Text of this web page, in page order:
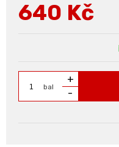
640 Kč
bal
+
-